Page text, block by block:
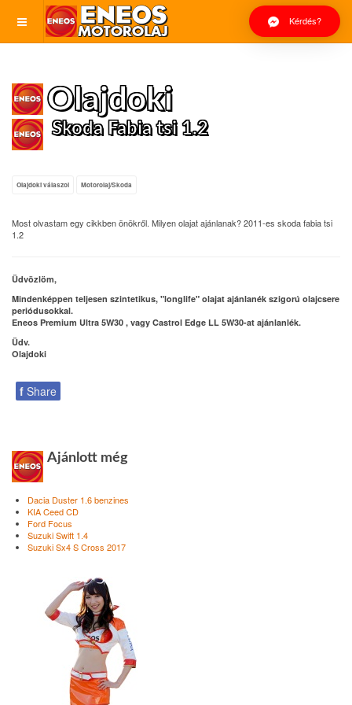
Kérdés?
Olajdoki
Skoda Fabia tsi 1.2
Olajdoki válaszol Motorolaj/Skoda
Most olvastam egy cikkben önökről. Milyen olajat ajánlanak? 2011-es skoda fabia tsi
1.2
Üdvözlöm,
Mindenképpen teljesen szintetikus, "longlife" olajat ajánlanék szigorú olajcsere
periódusokkal.
Eneos Premium Ultra 5W30 , vagy Castrol Edge LL 5W30-at ajánlanlék.
Üdv.
Olajdoki
f Share
Ajánlott még
Dacia Duster 1.6 benzines
KIA Ceed CD
Ford Focus
Suzuki Swift 1.4
Suzuki Sx4 S Cross 2017